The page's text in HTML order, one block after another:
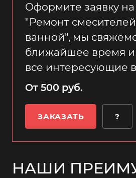
Оформите заявку на
"Ремонт
ванной", мы
ближайшее время и
все интересующие
От 500 руб.
ЗАКАЗАТЬ ?
НАШИ